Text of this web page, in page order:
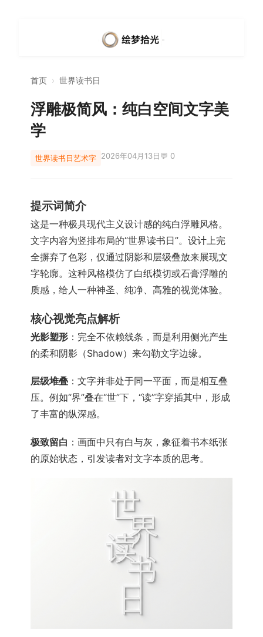
首页 › 世界读书日
浮雕极简风：纯白空间文字美
学
世界读书日艺术字 2026年04月13日💬 0
提示词简介
这是一种极具现代主义设计感的纯白浮雕风格。
文字内容为竖排布局的“世界读书日”。设计上完
全摒弃了色彩，仅通过阴影和层级叠放来展现文
字轮廓。这种风格模仿了白纸模切或石膏浮雕的
质感，给人一种神圣、纯净、高雅的视觉体验。
核心视觉亮点解析
光影塑形 ：完全不依赖线条，而是利用侧光产生
的柔和阴影（Shadow）来勾勒文字边缘。
层级堆叠 ：文字并非处于同一平面，而是相互叠
压。例如“界”叠在“世”下，“读”字穿插其中，形成
了丰富的纵深感。
极致留白 ：画面中只有白与灰，象征着书本纸张
的原始状态，引发读者对文字本质的思考。